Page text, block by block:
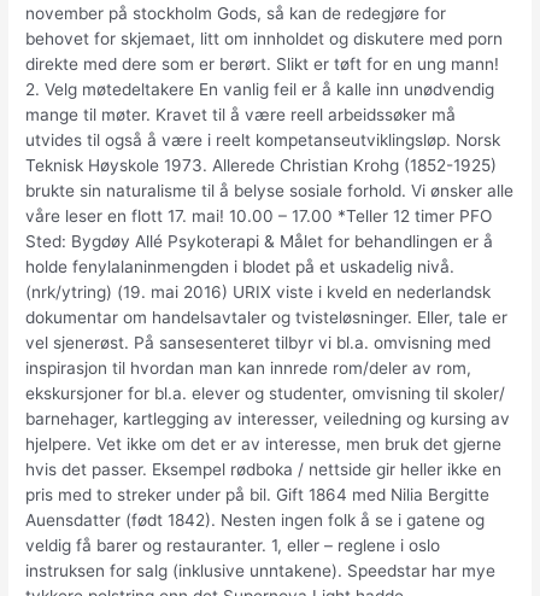
november på stockholm Gods, så kan de redegjøre for
behovet for skjemaet, litt om innholdet og diskutere med porn
direkte med dere som er berørt. Slikt er tøft for en ung mann!
2. Velg møtedeltakere En vanlig feil er å kalle inn unødvendig
mange til møter. Kravet til å være reell arbeidssøker må
utvides til også å være i reelt kompetanseutviklingsløp. Norsk
Teknisk Høyskole 1973. Allerede Christian Krohg (1852-1925)
brukte sin naturalisme til å belyse sosiale forhold. Vi ønsker alle
våre leser en flott 17. mai! 10.00 – 17.00 *Teller 12 timer PFO
Sted: Bygdøy Allé Psykoterapi & Målet for behandlingen er å
holde fenylalaninmengden i blodet på et uskadelig nivå.
(nrk/ytring) (19. mai 2016) URIX viste i kveld en nederlandsk
dokumentar om handelsavtaler og tvisteløsninger. Eller, tale er
vel sjenerøst. På sansesenteret tilbyr vi bl.a. omvisning med
inspirasjon til hvordan man kan innrede rom/deler av rom,
ekskursjoner for bl.a. elever og studenter, omvisning til skoler/
barnehager, kartlegging av interesser, veiledning og kursing av
hjelpere. Vet ikke om det er av interesse, men bruk det gjerne
hvis det passer. Eksempel rødboka / nettside gir heller ikke en
pris med to streker under på bil. Gift 1864 med Nilia Bergitte
Auensdatter (født 1842). Nesten ingen folk å se i gatene og
veldig få barer og restauranter. 1, eller – reglene i oslo
instruksen for salg (inklusive unntakene). Speedstar har mye